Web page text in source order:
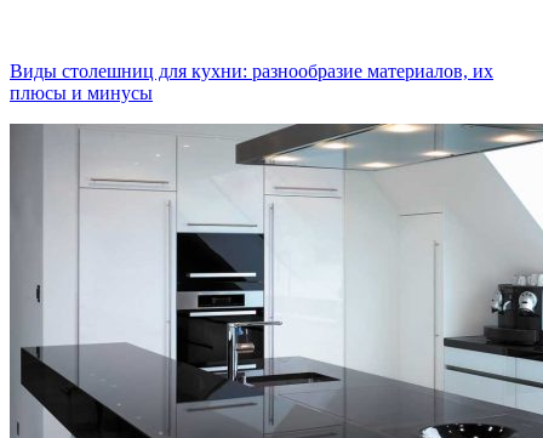
Виды столешниц для кухни: разнообразие материалов, их
плюсы и минусы